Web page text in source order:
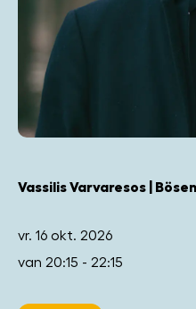
Vassilis Varvaresos |
vr. 16 okt. 2026
van 20:15 - 22:15